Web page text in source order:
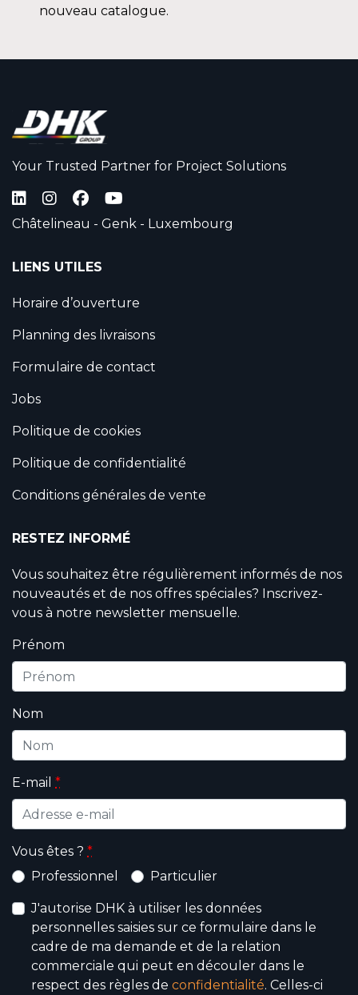
nouveau catalogue.
Your Trusted Partner for Project Solutions
Châtelineau - Genk - Luxembourg
LIENS UTILES
Horaire d’ouverture
Planning des livraisons
Formulaire de contact
Jobs
Politique de cookies
Politique de confidentialité
Conditions générales de vente
RESTEZ INFORMÉ
Vous souhaitez être régulièrement informés de nos
nouveautés et de nos offres spéciales? Inscrivez-
vous à notre newsletter mensuelle.
Prénom
Nom
E-mail *
Vous êtes ? *
Professionnel
Particulier
J'autorise DHK à utiliser les données
personnelles saisies sur ce formulaire dans le
cadre de ma demande et de la relation
commerciale qui peut en découler dans le
respect des règles de confidentialité. Celles-ci